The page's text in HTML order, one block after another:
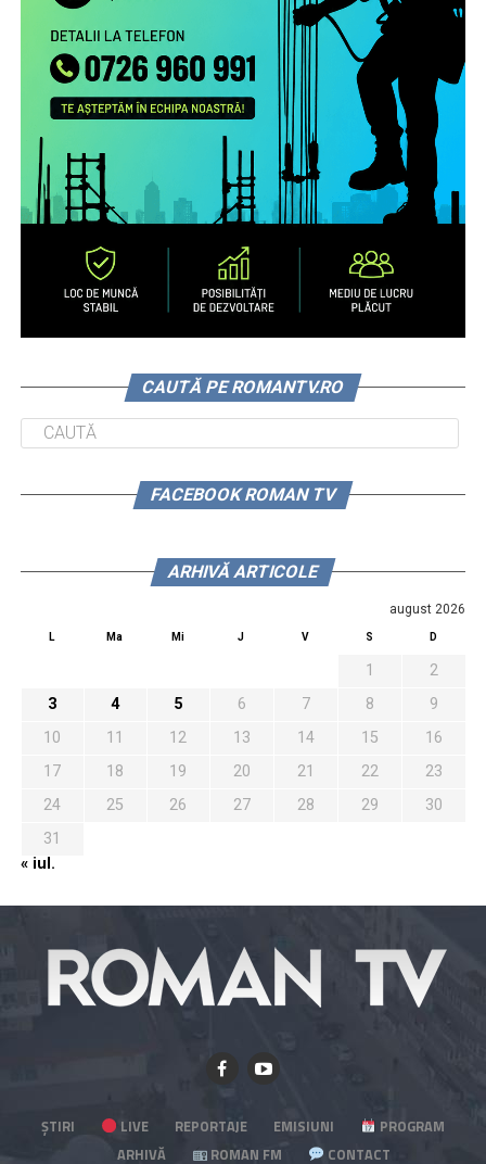
CAUTĂ PE ROMANTV.RO
FACEBOOK ROMAN TV
ARHIVĂ ARTICOLE
august 2026
L Ma Mi J V S D
1
2
3
4 5 6 7 8
9
10
11 12 13 14 15
16
17
18 19 20 21 22
23
24
25 26 27 28 29
30
31
« iul.
ȘTIRI LIVE REPORTAJE EMISIUNI
PROGRAM
ARHIVĂ
ROMAN FM CONTACT